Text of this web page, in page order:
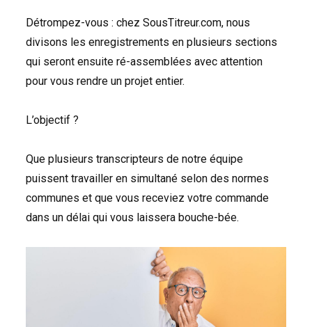
Détrompez-vous : chez SousTitreur.com, nous
divisons les enregistrements en plusieurs sections
qui seront ensuite ré-assemblées avec attention
pour vous rendre un projet entier.
L’objectif ?
Que plusieurs transcripteurs de notre équipe
puissent travailler en simultané selon des normes
communes et que vous receviez votre commande
dans un délai qui vous laissera bouche-bée.